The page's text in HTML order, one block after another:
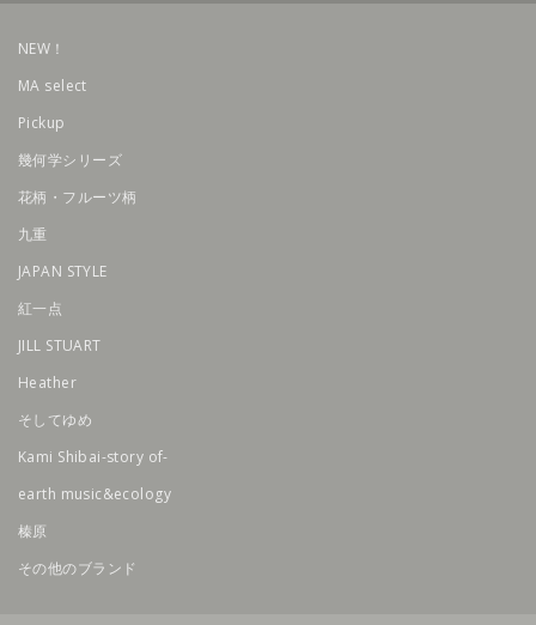
NEW！
MA select
Pickup
幾何学シリーズ
花柄・フルーツ柄
九重
JAPAN STYLE
紅一点
JILL STUART
Heather
そしてゆめ
Kami Shibai-story of-
earth music&ecology
榛原
その他のブランド